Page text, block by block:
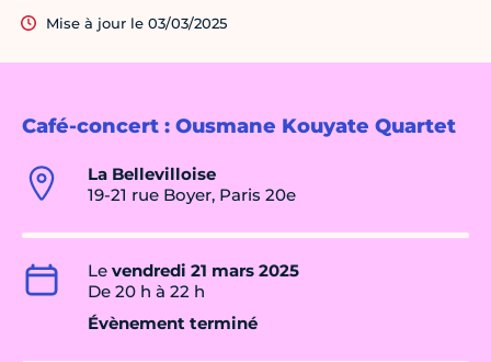
Café-concert : Ousmane Kouyate Quartet
La Bellevilloise
19-21 rue Boyer, Paris 20e
Le vendredi 21 mars 2025
De 20 h à 22 h
Évènement terminé
Mise à jour le 03/03/2025